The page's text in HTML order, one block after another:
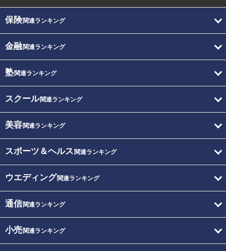
保険関連ランキング
金融関連ランキング
塾関連ランキング
スクール関連ランキング
美容関連ランキング
スポーツ＆ヘルス 関連ランキング
ウエディング関連ランキング
通信関連ランキング
小売関連ランキング